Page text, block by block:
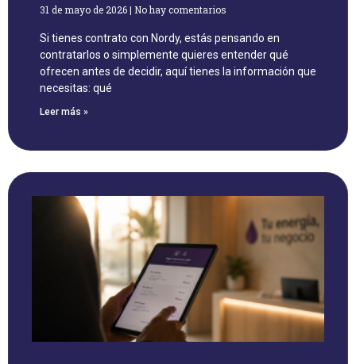
31 de mayo de 2026 No hay comentarios
Si tienes contrato con Nordy, estás pensando en
contratarlos o simplemente quieres entender qué
ofrecen antes de decidir, aquí tienes la información que
necesitas: qué
Leer más »